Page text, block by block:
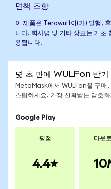
면책 조항
이 제품은 Terawulf이(가) 발행,
니다. 회사명 및 기타 상표는 기초
용됩니다.
몇 초 만에 WULFon 받기
MetaMask에서 WULFon을 구매,
스왑하세요. 가장 신뢰받는 암호
Google Play
평점
4.4
다운